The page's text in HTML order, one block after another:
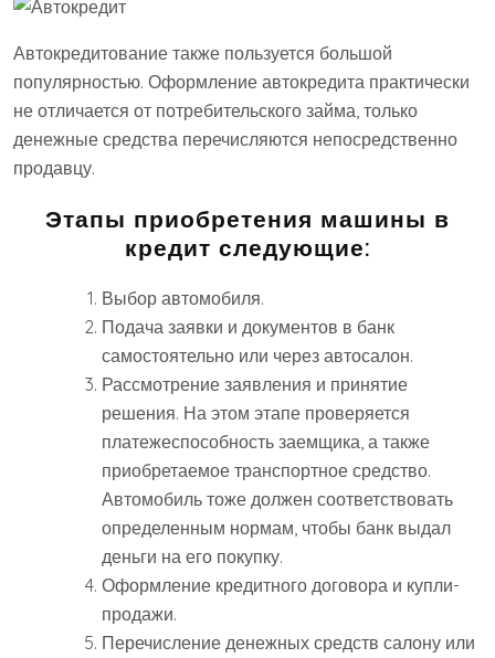
Автокредитование также пользуется большой
популярностью. Оформление автокредита практически
не отличается от потребительского займа, только
денежные средства перечисляются непосредственно
продавцу.
Этапы приобретения машины в
кредит следующие:
Выбор автомобиля.
Подача заявки и документов в банк
самостоятельно или через автосалон.
Рассмотрение заявления и принятие
решения. На этом этапе проверяется
платежеспособность заемщика, а также
приобретаемое транспортное средство.
Автомобиль тоже должен соответствовать
определенным нормам, чтобы банк выдал
деньги на его покупку.
Оформление кредитного договора и купли-
продажи.
Перечисление денежных средств салону или